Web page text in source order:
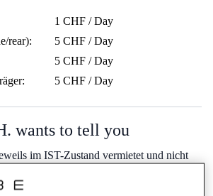
1 CHF / Day
rear):
5 CHF / Day
5 CHF / Day
5 CHF / Day
wants to tell you
im IST-Zustand vermietet und nicht
gereinigt und aufgetankt.
Motorrad im selben Zustand wie abgeholt